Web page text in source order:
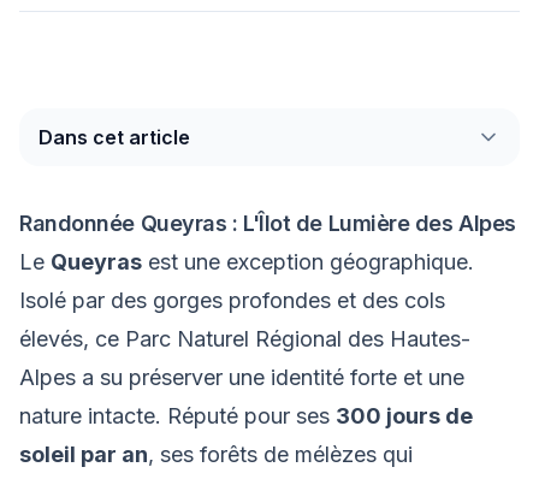
Alpinisme
Outils
Quiz Parapente
À propos
Dans cet article
Randonnée Queyras : L'Îlot de Lumière des Alpes
Le Queyras est une exception géographique.
Isolé par des gorges profondes et des cols
élevés, ce Parc Naturel Régional des Hautes-
Alpes a su préserver une identité forte et une
nature intacte. Réputé pour ses 300 jours de
soleil par an, ses forêts de mélèzes qui